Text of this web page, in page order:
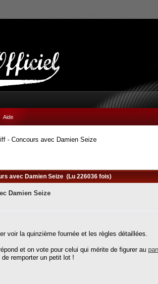
Aide
- Concours avec Damien Seize
avec Damien Seize (Lu 226036 fois)
Damien Seize
voir la quinzième fournée et les règles détaillées.
et on vote pour celui qui mérite de figurer au
remporter un petit lot !